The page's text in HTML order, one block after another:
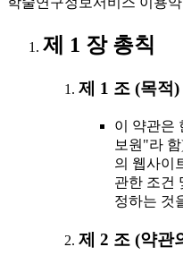
제 1 장 총칙
제 1 조 (목적)
이 약관은
보원"라
의 웹사이
관한 조건
정하는 것
제 2 조 (약관